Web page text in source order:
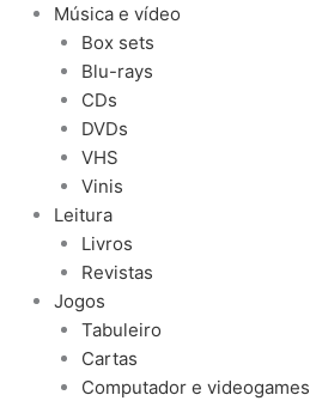
Música e vídeo
Box sets
Blu-rays
CDs
DVDs
VHS
Vinis
Leitura
Livros
Revistas
Jogos
Tabuleiro
Cartas
Computador e videogames